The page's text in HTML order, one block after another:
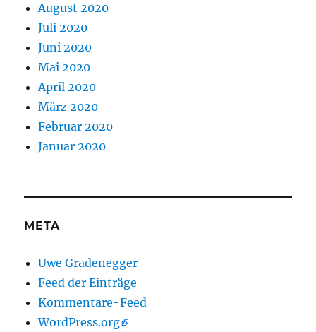
August 2020
Juli 2020
Juni 2020
Mai 2020
April 2020
März 2020
Februar 2020
Januar 2020
META
Uwe Gradenegger
Feed der Einträge
Kommentare-Feed
WordPress.org